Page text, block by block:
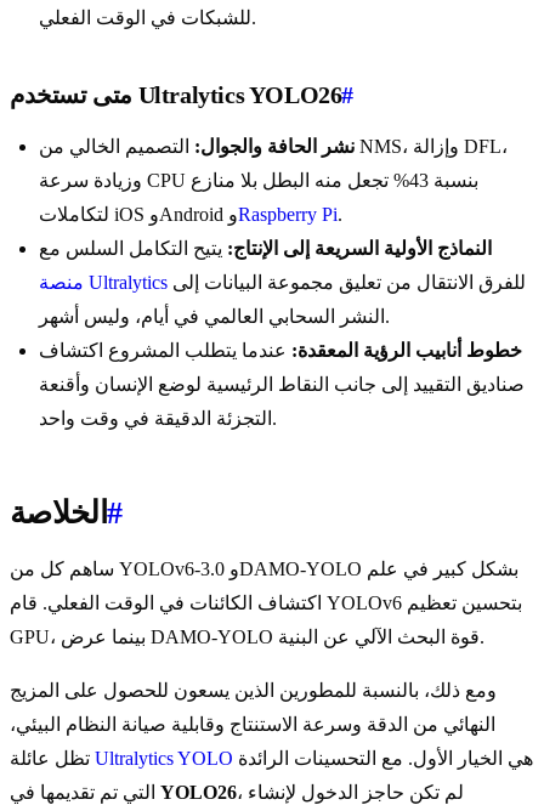
للشبكات في الوقت الفعلي.
متى تستخدم Ultralytics YOLO26#
نشر الحافة والجوال: التصميم الخالي من NMS، وإزالة DFL،
وزيادة سرعة CPU بنسبة 43% تجعل منه البطل بلا منازع
لتكاملات iOS وAndroid وRaspberry Pi.
النماذج الأولية السريعة إلى الإنتاج: يتيح التكامل السلس مع
منصة Ultralytics
النشر السحابي العالمي في أيام، وليس أشهر.
خطوط أنابيب الرؤية المعقدة: عندما يتطلب المشروع اكتشاف
صناديق التقييد إلى جانب النقاط الرئيسية لوضع الإنسان وأقنعة
التجزئة الدقيقة في وقت واحد.
الخلاصة#
ساهم كل من YOLOv6-3.0 وDAMO-YOLO بشكل كبير في علم
اكتشاف الكائنات في الوقت الفعلي. قام YOLOv6 بتحسين تعظيم
GPU، بينما عرض DAMO-YOLO قوة البحث الآلي عن البنية.
ومع ذلك، بالنسبة للمطورين الذين يسعون للحصول على المزيج
النهائي من الدقة وسرعة الاستنتاج وقابلية صيانة النظام البيئي،
Ultralytics YOLO
YOLO26، لم تكن حاجز الدخول لإنشاء